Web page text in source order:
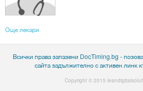
Още лекари
Всички права запазени DocTiming.bg -
сайта задължително с активен линк
Copyright © 2015